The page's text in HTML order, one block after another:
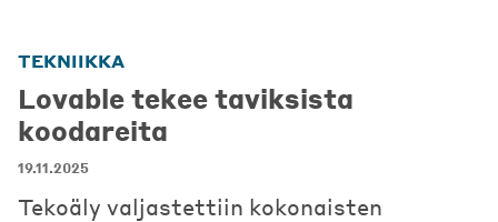
TEKNIIKKA
Lovable tekee taviksista
koodareita
19.11.2025
Tekoäly valjastettiin kokonaisten